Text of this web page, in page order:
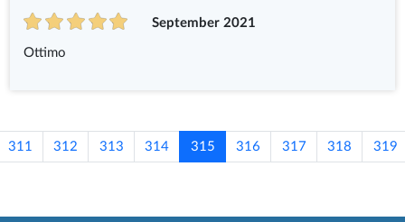
September 2021
Ottimo
311 312 313 314 315 316 317 318 319